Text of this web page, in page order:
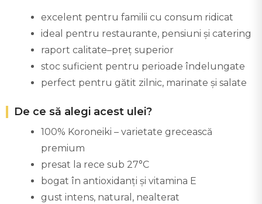
excelent pentru familii cu consum ridicat
ideal pentru restaurante, pensiuni și catering
raport calitate–preț superior
stoc suficient pentru perioade îndelungate
perfect pentru gătit zilnic, marinate și salate
De ce să alegi acest ulei?
100% Koroneiki – varietate grecească
premium
presat la rece sub 27°C
bogat în antioxidanți și vitamina E
gust intens, natural, nealterat